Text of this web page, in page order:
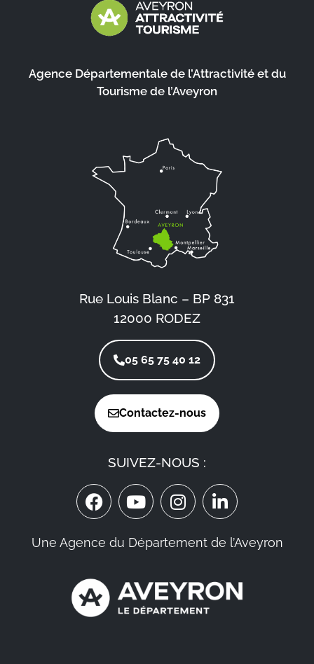
Agence Départementale de l’Attractivité et du
Tourisme de l’Aveyron
Rue Louis Blanc – BP 831
12000 RODEZ
05 65 75 40 12
Contactez-nous
SUIVEZ-NOUS :
Une Agence du Département de l’Aveyron